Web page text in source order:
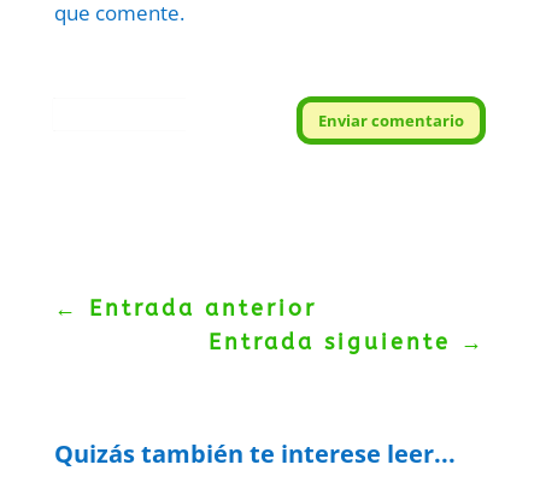
que comente.
Enviar comentario
← Entrada anterior
Entrada siguiente
→
Quizás también te interese leer...